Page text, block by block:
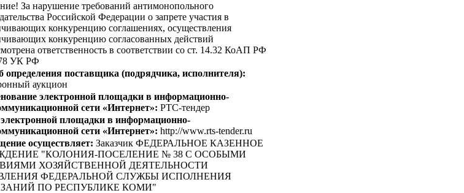
За нарушение требований антимонопольного
Российской Федерации о запрете участия в
конкуренцию соглашениях, осуществления
конкуренцию согласованных действий
ответственность в соответствии со ст. 14.32 КоАП РФ
УК РФ
определения поставщика (подрядчика, исполнителя):
аукцион
электронной площадки в информационно-
сети «Интернет»: РТС-тендер
площадки в информационно-
сети «Интернет»: http://www.rts-tender.ru
осуществляет: Заказчик ФЕДЕРАЛЬНОЕ КАЗЕННОЕ
"КОЛОНИЯ-ПОСЕЛЕНИЕ № 38 С ОСОБЫМИ
ХОЗЯЙСТВЕННОЙ ДЕЯТЕЛЬНОСТИ
ФЕДЕРАЛЬНОЙ СЛУЖБЫ ИСПОЛНЕНИЯ
ПО РЕСПУБЛИКЕ КОМИ"